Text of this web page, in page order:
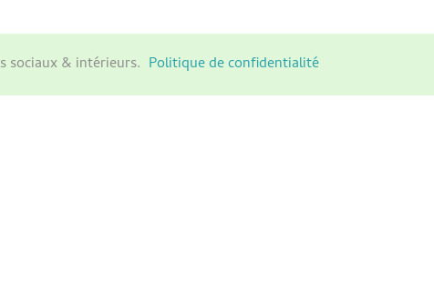
sociaux & intérieurs. Politique de confidentialité